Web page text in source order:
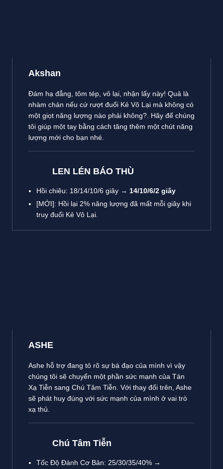
Akshan
Đám hạ đẳng, tôm tép, vô lại, nhận lấy này! Quả là
nhàm chán nếu cứ rượt đuổi Kẻ Vô Lại mà không có
một giọt năng lượng nào phải không?. Hãy để chúng
tôi giúp một tay bằng cách tăng thêm một chút năng
lượng mới cho bạn nhé.
LEN LÉN BÁO THÙ
Hồi chiêu: 18/14/10/6 giây → 14/10/6/2 giây
[MỚI]: Hồi lại 2% năng lượng đã mất mỗi giây khi
truy đuổi Kẻ Vô Lại.
ASHE
Ashe hỗ trợ đang tỏ rõ sự bá đạo của mình vì vậy
chúng tôi sẽ chuyển một phần sức mạnh của Tán
Xạ Tiễn sang Chú Tâm Tiễn. Với thay đổi trên, Ashe
sẽ phát huy đúng với sức mạnh của mình ở vai trò
xạ thủ.
Chú Tâm Tiễn
Tốc Độ Đánh Cơ Bản: 25/30/35/40% →